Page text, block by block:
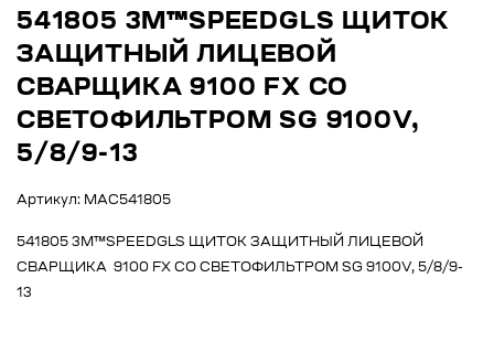
541805 3M™SPEEDGLS ЩИТОК
ЗАЩИТНЫЙ ЛИЦЕВОЙ
СВАРЩИКА 9100 FX СО
СВЕТОФИЛЬТРОМ SG 9100V,
5/8/9-13
Артикул: МАС541805
541805 3M™SPEEDGLS ЩИТОК ЗАЩИТНЫЙ ЛИЦЕВОЙ
СВАРЩИКА 9100 FX СО СВЕТОФИЛЬТРОМ SG 9100V, 5/8/9-
13